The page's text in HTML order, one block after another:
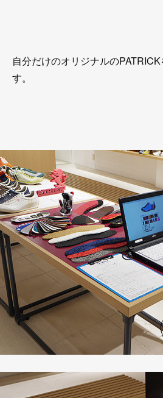
自分だけのオリジナルの
す。